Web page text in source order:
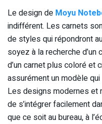
Le design de Moyu
indifférent. Les carnets
de styles qui répondront
soyez à la recherche
d’un carnet plus coloré et
assurément un modèle
Les designs modernes et
de s’intégrer facilement
que ce soit au bureau, à